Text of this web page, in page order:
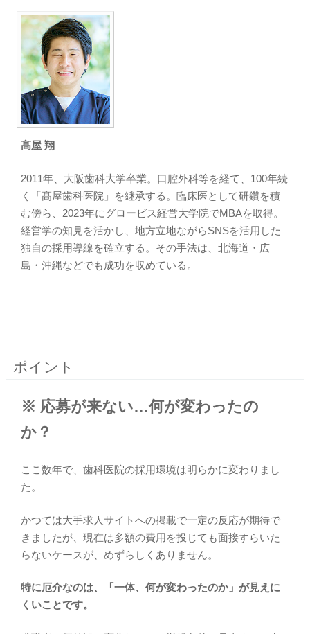
髙屋 翔
2011年、大阪歯科大学卒業。口腔外科等を経て、100年続
く「髙屋歯科医院」を継承する。臨床医として研鑽を積
む傍ら、2023年にグロービス経営大学院でMBAを取得。
経営学の知見を活かし、地方立地ながらSNSを活用した
独自の採用導線を確立する。その手法は、北海道・広
島・沖縄などでも成功を収めている。
ポイント
※ 応募が来ない…何が変わったの
か？
ここ数年で、歯科医院の採用環境は明らかに変わりまし
た。
かつては大手求人サイトへの掲載で一定の反応が期待で
きましたが、現在は多額の費用を投じても面接すらいた
らないケースが、めずらしくありません。
特に厄介なのは、「一体、何が変わったのか」が見えに
くいことです。